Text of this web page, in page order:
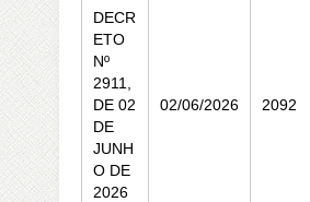
DECR
ETO
Nº
2911,
DE 02
DE
JUNH
O DE
2026
02/06/2026 2092